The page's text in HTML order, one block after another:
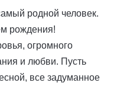
родной человек.
рождения!
огромного
и любви. Пусть
все задуманное